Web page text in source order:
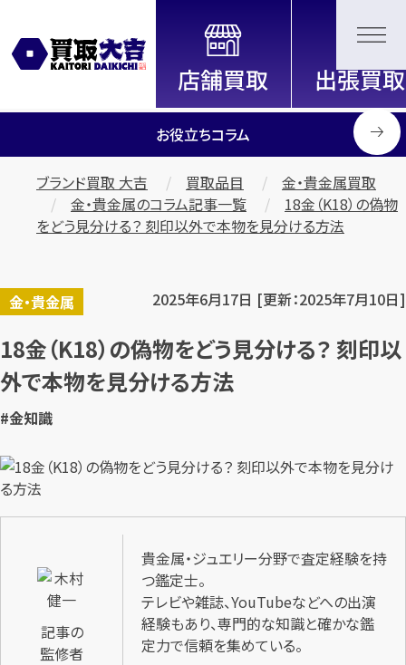
全国2200店舗以上展開中！
信頼と実績の買取専門店「買取大
吉」
お役立ちコラム
ブランド買取 大吉 買取品目
金・貴金属買取
金・貴金属のコラム記事一覧
18金（K18）の偽物
をどう見分ける？ 刻印以外で本物を見分ける方法
金・貴金属 2025年6月17日 [更新：2025年7月10日]
18金（K18）の偽物をどう見分ける？ 刻印以
外で本物を見分ける方法
#金知識
記事の
監修者
貴金属・ジュエリー分野で査定経験を持
つ鑑定士。
テレビや雑誌、YouTubeなどへの出演
経験もあり、専門的な知識と確かな鑑
定力で信頼を集めている。